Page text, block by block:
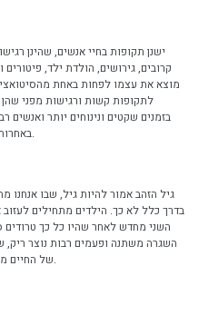
ישנן תקופות בחיי אנשים, שהינן
קרובים, גירושים, הולדת ילד,
מוצא את עצמו לפחות באחת
לתקופות קשות ורגישות מפני
בזמנים שקטים ונינוחים יותר
באחרות, לעזרה מקצועית בהתמודדות עם הקשיים.
גיל הזהב אמור להיות גיל, שבו
בדרך כלל לא כך. הילדים מתחילים
השני מחדש לאחר שהיו כל כך טרודים
השגרה משתנה ופעמים רבות נוצר
של החיים מביאה אנשים רבים לקבלת טיפול פסיכולוגי.